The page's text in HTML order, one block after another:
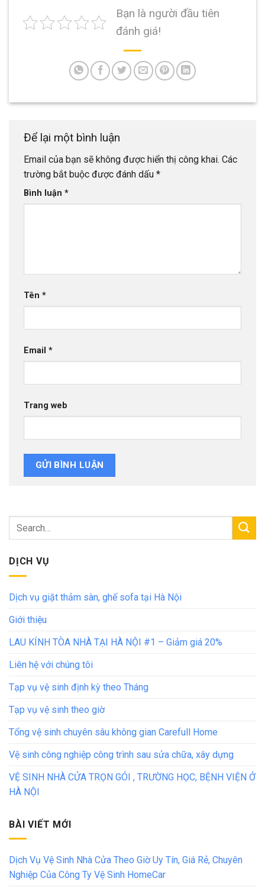
Bạn là người đầu tiên
đánh giá!
Để lại một bình luận
Email của bạn sẽ không được hiển thị công khai. Các
trường bắt buộc được đánh dấu *
Bình luận *
Tên *
Email *
Trang web
DỊCH VỤ
Dịch vụ giặt thảm sàn, ghế sofa tại Hà Nội
Giới thiệu
LAU KÍNH TÒA NHÀ TẠI HÀ NỘI #1 – Giảm giá 20%
Liên hệ với chúng tôi
Tạp vụ vệ sinh định kỳ theo Tháng
Tạp vụ vệ sinh theo giờ
Tổng vệ sinh chuyên sâu không gian Carefull Home
Vệ sinh công nghiệp công trình sau sửa chữa, xây dựng
VỆ SINH NHÀ CỬA TRỌN GÓI , TRƯỜNG HỌC, BỆNH VIỆN Ở
HÀ NỘI
BÀI VIẾT MỚI
Dịch Vụ Vệ Sinh Nhà Cửa Theo Giờ Uy Tín, Giá Rẻ, Chuyên
Nghiệp Của Công Ty Vệ Sinh HomeCar